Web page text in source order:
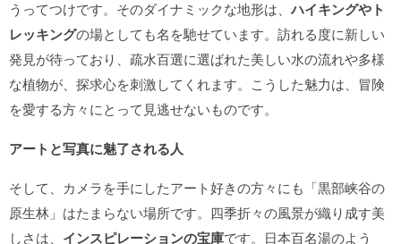
うってつけです。そのダイナミックな地形は、ハイキングやト
レッキングの場としても名を馳せています。訪れる度に新しい
発見が待っており、疏水百選に選ばれた美しい水の流れや多様
な植物が、探求心を刺激してくれます。こうした魅力は、冒険
を愛する方々にとって見逃せないものです。
アートと写真に魅了される人
そして、カメラを手にしたアート好きの方々にも「黒部峡谷の
原生林」はたまらない場所です。四季折々の風景が織り成す美
しさは、 インスピレーションの宝庫です。日本百名湯のよう